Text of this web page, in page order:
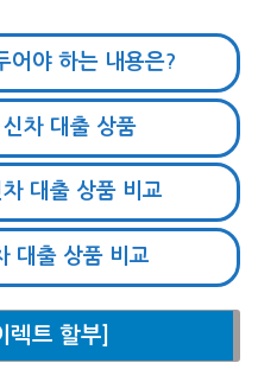
어야 하는 내용은?
차 대출 상품
대출 상품 비교
대출 상품 비교
렉트 할부]